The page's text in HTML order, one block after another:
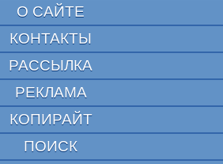
О САЙТЕ
КОНТАКТЫ
РАССЫЛКА
РЕКЛАМА
КОПИРАЙТ
ПОИСК